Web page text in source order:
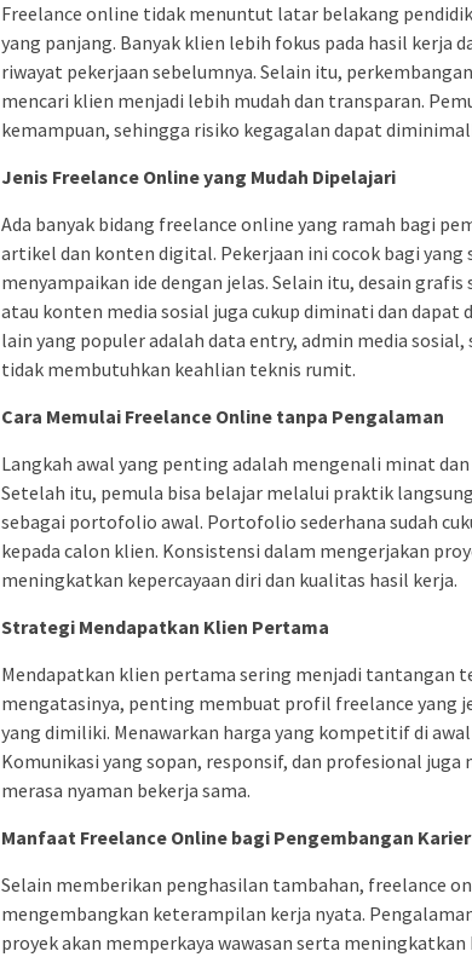
Freelance online tidak menuntut latar belakang
yang panjang. Banyak klien lebih fokus pada hasil kerja
riwayat pekerjaan sebelumnya. Selain itu,
mencari klien menjadi lebih mudah dan transparan.
kemampuan, sehingga risiko kegagalan dapat
Jenis Freelance Online yang Mudah Dipelajari
Ada banyak bidang freelance online yang ramah bagi
artikel dan konten digital. Pekerjaan ini cocok bagi yang
menyampaikan ide dengan jelas. Selain itu, desain
atau konten media sosial juga cukup diminati dan dapat
lain yang populer adalah data entry, admin media
tidak membutuhkan keahlian teknis rumit.
Cara Memulai Freelance Online tanpa Pengalaman
Langkah awal yang penting adalah mengenali minat
Setelah itu, pemula bisa belajar melalui praktik
sebagai portofolio awal. Portofolio sederhana sudah
kepada calon klien. Konsistensi dalam mengerjakan
meningkatkan kepercayaan diri dan kualitas hasil kerja.
Strategi Mendapatkan Klien Pertama
Mendapatkan klien pertama sering menjadi tantangan
mengatasinya, penting membuat profil freelance yang
yang dimiliki. Menawarkan harga yang kompetitif di
Komunikasi yang sopan, responsif, dan profesional
merasa nyaman bekerja sama.
Manfaat Freelance Online bagi Pengembangan Karier
Selain memberikan penghasilan tambahan, freelance
mengembangkan keterampilan kerja nyata.
proyek akan memperkaya wawasan serta